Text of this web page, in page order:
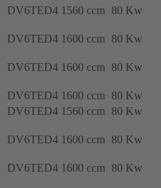
DV6TED4 1560 ccm 80 Kw
DV6TED4 1600 ccm 80 Kw
DV6TED4 1600 ccm 80 Kw
DV6TED4 1600 ccm 80 Kw
DV6TED4 1560 ccm 80 Kw
DV6TED4 1600 ccm 80 Kw
DV6TED4 1600 ccm 80 Kw